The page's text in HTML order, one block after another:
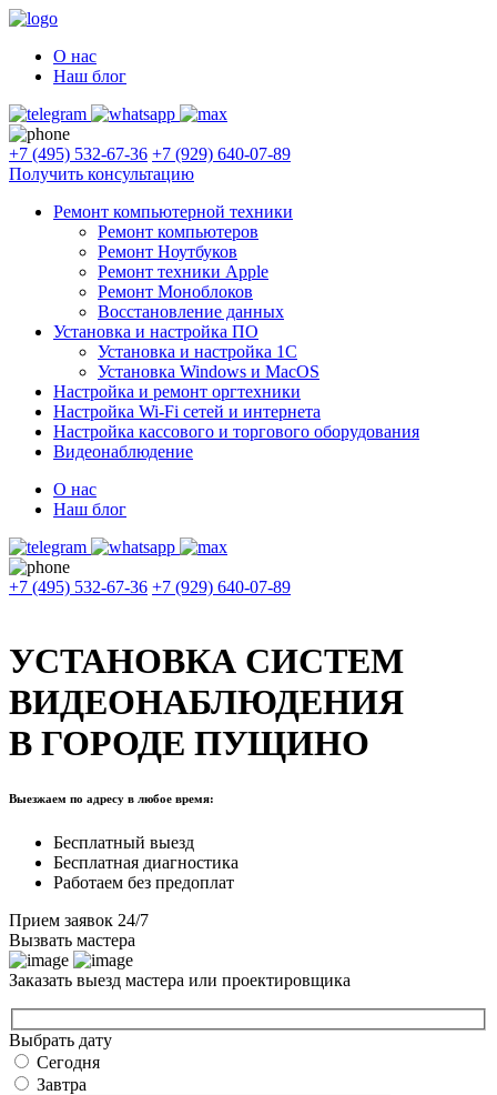
О нас
Наш блог
+7 (495) 532-67-36 +7 (929) 640-07-89
Получить консультацию
Ремонт компьютерной техники
Ремонт компьютеров
Ремонт Ноутбуков
Ремонт техники Apple
Ремонт Моноблоков
Восстановление данных
Установка и настройка ПО
Установка и настройка 1С
Установка Windows и MacOS
Настройка и ремонт оргтехники
Настройка Wi-Fi сетей и интернета
Настройка кассового и торгового оборудования
Видеонаблюдение
О нас
Наш блог
+7 (495) 532-67-36 +7 (929) 640-07-89
УСТАНОВКА СИСТЕМ
ВИДЕОНАБЛЮДЕНИЯ
В ГОРОДЕ ПУЩИНО
Выезжаем по адресу в любое время:
Бесплатный выезд
Бесплатная диагностика
Работаем без предоплат
Прием заявок 24/7
Вызвать мастера
Заказать выезд мастера или проектировщика
Выбрать дату
Сегодня
Завтра